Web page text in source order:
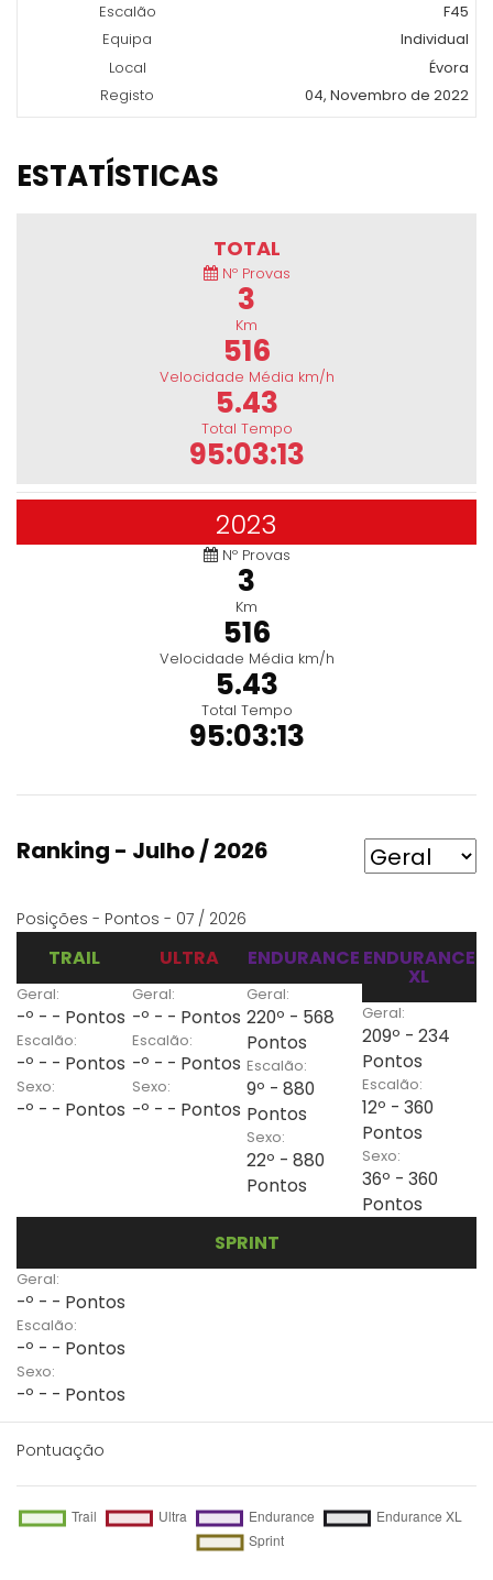
Escalão
F45
Equipa
Individual
Local
Évora
Registo
04, Novembro de 2022
ESTATÍSTICAS
TOTAL
Nº Provas
3
Km
516
Velocidade Média km/h
5.43
Total Tempo
95:03:13
2023
Nº Provas
3
Km
516
Velocidade Média km/h
5.43
Total Tempo
95:03:13
Ranking - Julho / 2026
Posições - Pontos - 07 / 2026
TRAIL
Geral:
-º - - Pontos
Escalão:
-º - - Pontos
Sexo:
-º - - Pontos
ULTRA
Geral:
-º - - Pontos
Escalão:
-º - - Pontos
Sexo:
-º - - Pontos
ENDURANCE
Geral:
220º - 568
Pontos
Escalão:
9º - 880
Pontos
Sexo:
22º - 880
Pontos
ENDURANCE
XL
Geral:
209º - 234
Pontos
Escalão:
12º - 360
Pontos
Sexo:
36º - 360
Pontos
SPRINT
Geral:
-º - - Pontos
Escalão:
-º - - Pontos
Sexo:
-º - - Pontos
Pontuação